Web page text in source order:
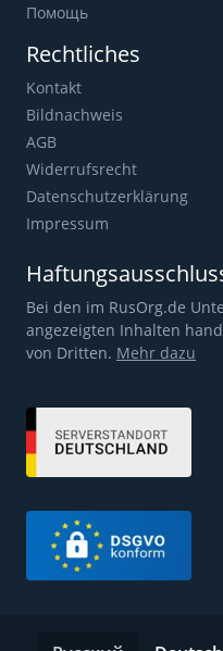
Помощь
Rechtliches
Kontakt
Bildnachweis
AGB
Widerrufsrecht
Datenschutzerklärung
Impressum
Bei den im RusOrg.de
angezeigten Inhalten
von Dritten. Mehr dazu